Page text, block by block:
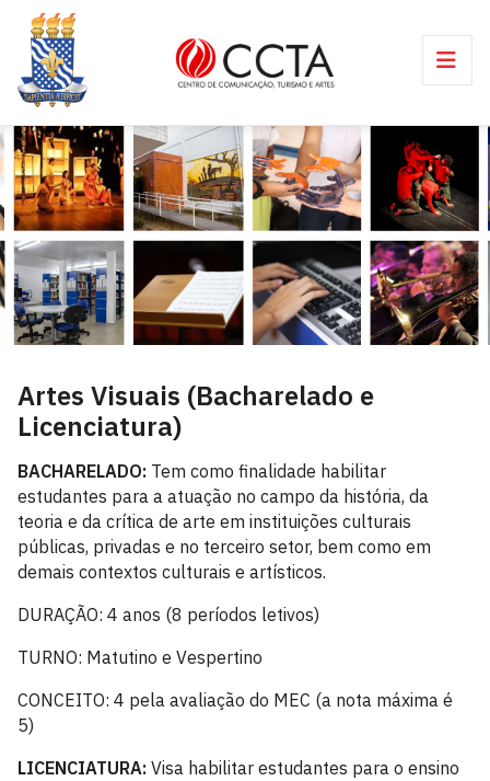
Artes Visuais (Bacharelado e
Licenciatura)
BACHARELADO: Tem como finalidade habilitar
estudantes para a atuação no campo da história, da
teoria e da crítica de arte em instituições culturais
públicas, privadas e no terceiro setor, bem como em
demais contextos culturais e artísticos.
DURAÇÃO: 4 anos (8 períodos letivos)
TURNO: Matutino e Vespertino
CONCEITO: 4 pela avaliação do MEC (a nota máxima é
5)
LICENCIATURA: Visa habilitar estudantes para o ensino